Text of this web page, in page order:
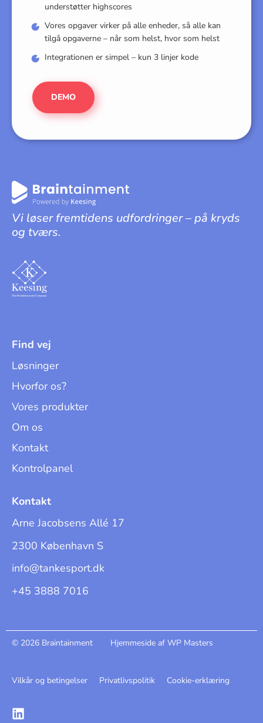
understøtter highscores
Vores opgaver virker på alle enheder, så alle kan
tilgå opgaverne – når som helst, hvor som helst
Integrationen er simpel – kun 3 linjer kode
DEMO
Vi løser fremtidens udfordringer – på kryds
og tværs.
Find vej
Løsninger
Hvorfor os?
Vores produkter
Om os
Kontakt
Kontrolpanel
Kontakt
Arne Jacobsens Allé 17
2300 København S
info@tankesport.dk
+45 3888 7016
© 2026 Braintainment Hjemmeside af WP Masters
Vilkår og betingelser Privatlivspolitik Cookie-erklæring